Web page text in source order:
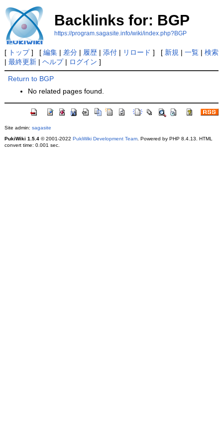
Backlinks for: BGP
https://program.sagasite.info/wiki/index.php?BGP
[ トップ] [ 編集| 差分| 履歴| 添付| リロード ] [ 新規 | 一覧| 検索
| 最終更新| ヘルプ| ログイン ]
Return to BGP
No related pages found.
Site admin: sagasite
PukiWiki 1.5.4© 2001-2022 PukiWiki Development Team. Powered by PHP 8.4.13. HTML
convert time: 0.001 sec.